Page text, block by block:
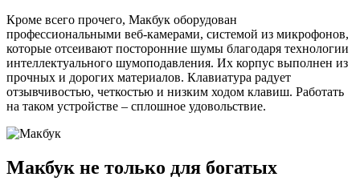
Кроме всего прочего, Макбук оборудован
профессиональными веб-камерами, системой из микрофонов,
которые отсеивают посторонние шумы благодаря технологии
интеллектуального шумоподавления. Их корпус выполнен из
прочных и дорогих материалов. Клавиатура радует
отзывчивостью, четкостью и низким ходом клавиш. Работать
на таком устройстве – сплошное удовольствие.
Макбук не только для богатых